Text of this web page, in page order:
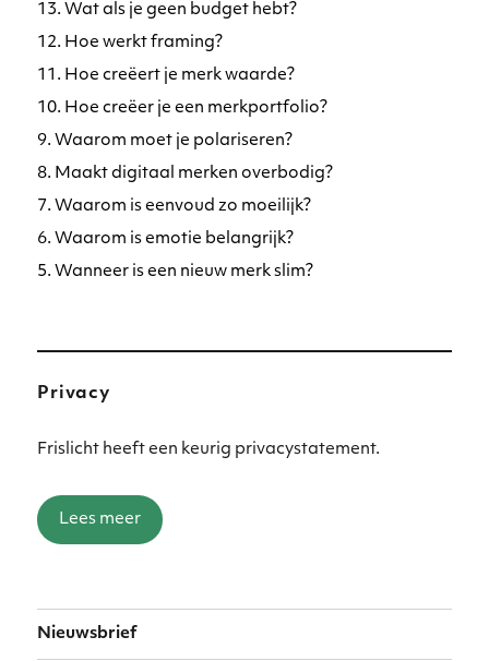
13. Wat als je geen budget hebt?
12. Hoe werkt framing?
11. Hoe creëert je merk waarde?
10. Hoe creëer je een merkportfolio?
9. Waarom moet je polariseren?
8. Maakt digitaal merken overbodig?
7. Waarom is eenvoud zo moeilijk?
6. Waarom is emotie belangrijk?
5. Wanneer is een nieuw merk slim?
Privacy
Frislicht heeft een keurig privacystatement.
Lees meer
Nieuwsbrief